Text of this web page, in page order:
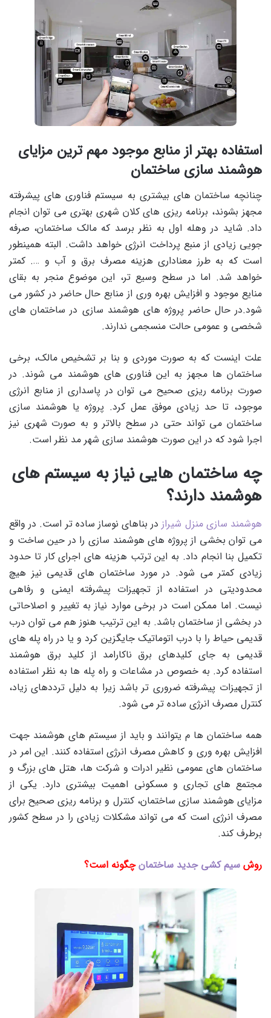
استفاده بهتر از منابع موجود مهم ترین مزایای
هوشمند سازی ساختمان
چنانچه ساختمان های بیشتری به سیستم فناوری های پیشرفته
مجهز بشوند، برنامه ریزی های کلان شهری بهتری می توان انجام
داد. شاید در وهله اول به نظر برسد که مالک ساختمان، صرفه
جویی زیادی از منبع پرداخت انرژی خواهد داشت. البته همینطور
است که به طرز معناداری هزینه مصرف برق و آب و …. کمتر
خواهد شد. اما در سطح وسیع تر، این موضوع منجر به بقای
منایع موجود و افزایش بهره وری از منابع حال حاضر در کشور می
شود.در حال حاضر پروژه های هوشمند سازی در ساختمان های
شخصی و عمومی حالت منسجمی ندارند.
علت اینست که به صورت موردی و بنا بر تشخیص مالک، برخی
ساختمان ها مجهز به این فناوری های هوشمند می شوند. در
صورت برنامه ریزی صحیح می توان در پاسداری از منابع انرژی
موجود، تا حد زیادی موفق عمل کرد. پروژه یا هوشمند سازی
ساختمان می تواند حتی در سطح بالاتر و به صورت شهری نیز
اجرا شود که در این صورت هوشمند سازی شهر مد نظر است.
چه ساختمان هایی نیاز به سیستم های
هوشمند دارند؟
هوشمند سازی منزل شیرازدر بناهای نوساز ساده تر است. در واقع
می توان بخشی از پروژه های هوشمند سازی را در حین ساخت و
تکمیل بنا انجام داد. به این ترتب هزینه های اجرای کار تا حدود
زیادی کمتر می شود. در مورد ساختمان های قدیمی نیز هیچ
محدودیتی در استفاده از تجهیزات پیشرفته ایمنی و رفاهی
نیست. اما ممکن است در برخی موارد نیاز به تغییر و اصلاحاتی
در بخشی از ساختمان باشد. به این ترتیب هنوز هم می توان درب
قدیمی حیاط را با درب اتوماتیک جایگزین کرد و یا در راه پله های
قدیمی به جای کلیدهای برق ناکارامد از کلید برق هوشمند
استفاده کرد. به خصوص در مشاعات و راه پله ها به نظر استفاده
از تجهیزات پیشرفته ضروری تر باشد زیرا به دلیل ترددهای زیاد،
کنترل مصرف انرژی ساده تر می شود.
همه ساختمان ها م یتوانند و باید از سیستم های هوشمند جهت
افزایش بهره وری و کاهش مصرف انرژی استفاده کنند. این امر در
ساختمان های عمومی نظیر ادرات و شرکت ها، هتل های بزرگ و
مجتمع های تجاری و مسکونی اهمیت بیشتری دارد. یکی از
مزایای هوشمند سازی ساختمان، کنترل و برنامه ریزی صحیح برای
مصرف انرژی است که می تواند مشکلات زیادی را در سطح کشور
برطرف کند.
روش سیم کشی جدید ساختمانچگونه است؟